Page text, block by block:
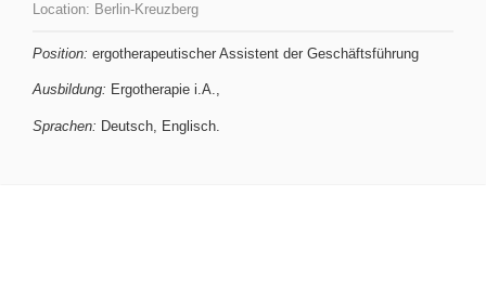
Location: Berlin-Kreuzberg
Position: ergotherapeutischer Assistent der Geschäftsführung
Ausbildung: Ergotherapie i.A.,
Sprachen: Deutsch, Englisch.